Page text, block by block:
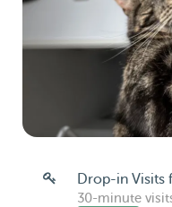
Drop-in Visits
30-minute